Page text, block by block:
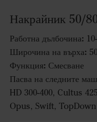
Накрайник 50/
Работна дълбочина:
Широчина на върха:
Функция: Смесване
Пасва на следните
HD 300-400, Cultus
Opus, Swift, TopDown